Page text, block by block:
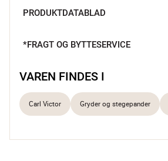
skabe hygge i køkkenet. Den fordeler
Naturlig non-stick effekt
PRODUKTDATABLAD
*FRAGT OG BYTTESERVICE
VAREN FINDES I
Carl Victor Gryder og stegepander